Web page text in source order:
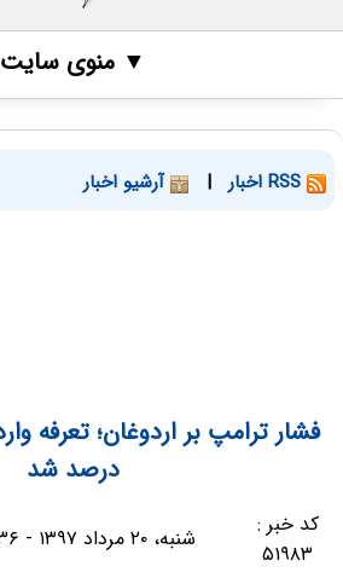
▼ منوی سایت
| آرشیو اخبار
درصد شد
کد خبر :
۵۱۹۸۳
شنبه، ۲۰ مرداد ۱۳۹۷ - ۰۸:۴۵:۳۶